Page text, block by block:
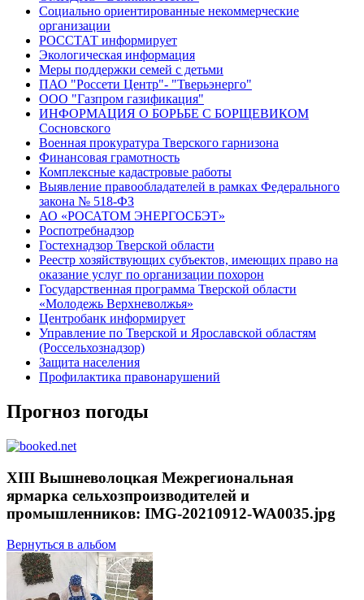
Социально ориентированные некоммерческие
организации
РОССТАТ информирует
Экологическая информация
Меры поддержки семей с детьми
ПАО "Россети Центр"- "Тверьэнерго"
ООО "Газпром газификация"
ИНФОРМАЦИЯ О БОРЬБЕ С БОРЩЕВИКОМ
Сосновского
Военная прокуратура Тверского гарнизона
Финансовая грамотность
Комплексные кадастровые работы
Выявление правообладателей в рамках Федерального
закона № 518-ФЗ
АО «РОСАТОМ ЭНЕРГОСБЭТ»
Роспотребнадзор
Гостехнадзор Тверской области
Реестр хозяйствующих субъектов, имеющих право на
оказание услуг по организации похорон
Государственная программа Тверской области
«Молодежь Верхневолжья»
Центробанк информирует
Управление по Тверской и Ярославской областям
(Россельхознадзор)
Защита населения
Профилактика правонарушений
Прогноз погоды
XIII Вышневолоцкая Межрегиональная
ярмарка сельхозпроизводителей и
промышленников: IMG-20210912-WA0035.jpg
Вернуться в альбом